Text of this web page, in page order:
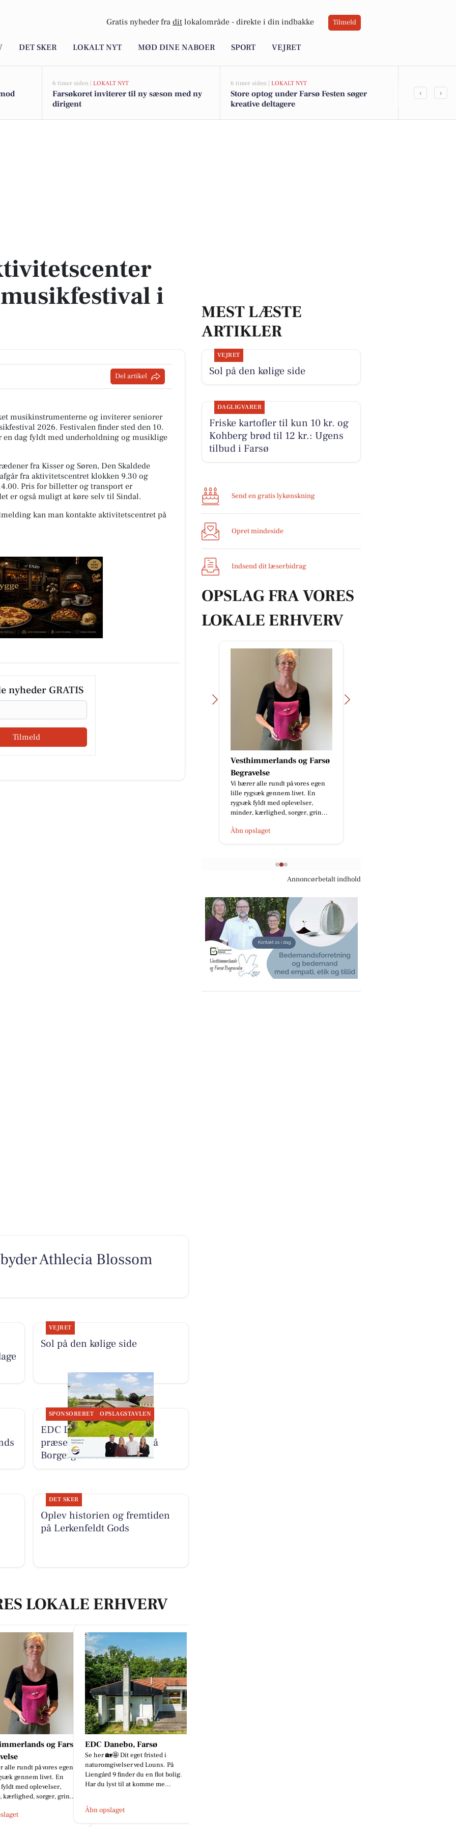
Gratis nyheder fra dit lokalområde - direkte i din indbakke Tilmeld
DET SKER LOKALT NYT MØD DINE NABOER SPORT VEJRET
6 timer siden | LOKALT NYT
Farsøkoret inviterer til ny sæson med ny
dirigent
6 timer siden | LOKALT NYT
Store optog under Farsø Festen søger
kreative deltagere
‹ ›
i Sindal
i
Del artikel
musikinstrumenterne og inviterer seniorer
2026. Festivalen finder sted den 10.
en dag fyldt med underholdning og musiklige
fra Kisser og Søren, Den Skaldede
fra aktivitetscentret klokken 9.30 og
Pris for billetter og transport er
er også muligt at køre selv til Sindal.
kan man kontakte aktivitetscentret på
nyheder GRATIS
Tilmeld
MEST LÆSTE
ARTIKLER
VEJRET
Sol på den kølige side
DAGLIGVARER
Friske kartofler til kun 10 kr. og
Kohberg brød til 12 kr.: Ugens
tilbud i Farsø
Send en gratis lykønskning
Opret mindeside
Indsend dit læserbidrag
OPSLAG FRA VORES
LOKALE ERHVERV
EDC Danebo, Farsø
naturomgivelser ved Louns. På
Liengård 9 finder du en flot bolig.
Har du lyst til at komme me...
Annoncørbetalt indhold
Athlecia Blossom
VEJRET
Sol på den kølige side
SPONSORERET OPSLAGSTAVLEN
EDC Danebo, Farsø
præsenterer fokusbolig på
Borgergade 50
DET SKER
Oplev historien og fremtiden
på Lerkenfeldt Gods
LOKALE ERHVERV
og Farsø
alle rundt på vores egen
gennem livet. En
med oplevelser,
kærlighed, sorger, grin...
EDC Danebo, Farsø
Se her 🏡🤩 Dit eget fristed i
naturomgivelser ved Louns. På
Liengård 9 finder du en flot bolig.
Har du lyst til at komme me...
Åbn opslaget